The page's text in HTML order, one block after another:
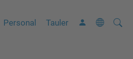
Personal Tauler Cerca
C